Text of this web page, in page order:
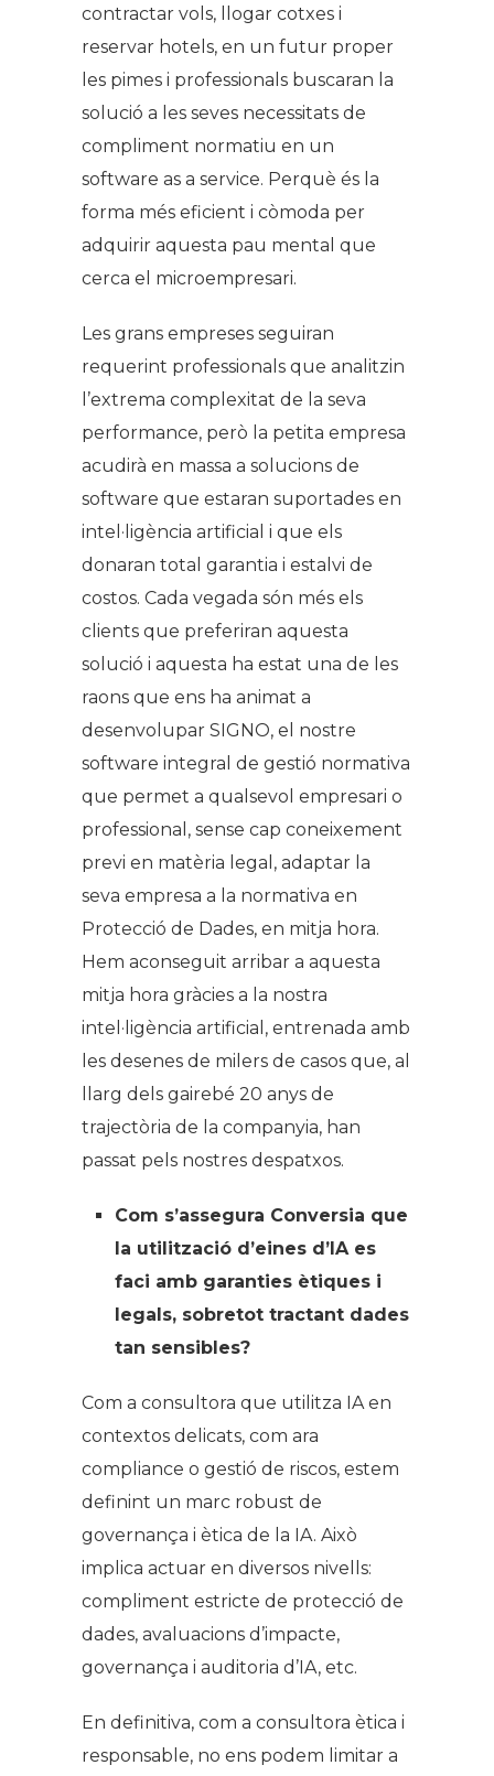
contractar vols, llogar cotxes i
reservar hotels, en un futur proper
les pimes i professionals buscaran la
solució a les seves necessitats de
compliment normatiu en un
software as a service. Perquè és la
forma més eficient i còmoda per
adquirir aquesta pau mental que
cerca el microempresari.
Les grans empreses seguiran
requerint professionals que analitzin
l’extrema complexitat de la seva
performance, però la petita empresa
acudirà en massa a solucions de
software que estaran suportades en
intel·ligència artificial i que els
donaran total garantia i estalvi de
costos. Cada vegada són més els
clients que preferiran aquesta
solució i aquesta ha estat una de les
raons que ens ha animat a
desenvolupar SIGNO, el nostre
software integral de gestió normativa
que permet a qualsevol empresari o
professional, sense cap coneixement
previ en matèria legal, adaptar la
seva empresa a la normativa en
Protecció de Dades, en mitja hora.
Hem aconseguit arribar a aquesta
mitja hora gràcies a la nostra
intel·ligència artificial, entrenada amb
les desenes de milers de casos que, al
llarg dels gairebé 20 anys de
trajectòria de la companyia, han
passat pels nostres despatxos.
Com s’assegura Conversia que
la utilització d’eines d’IA es
faci amb garanties ètiques i
legals, sobretot tractant dades
tan sensibles?
Com a consultora que utilitza IA en
contextos delicats, com ara
compliance o gestió de riscos, estem
definint un marc robust de
governança i ètica de la IA. Això
implica actuar en diversos nivells:
compliment estricte de protecció de
dades, avaluacions d’impacte,
governança i auditoria d’IA, etc.
En definitiva, com a consultora ètica i
responsable, no ens podem limitar a